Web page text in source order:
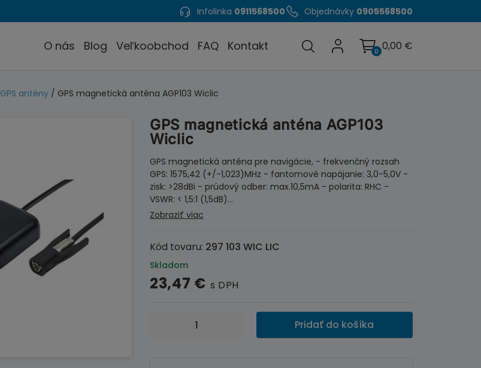
Infolinka 0911568500 Objednávky 0905568500
O nás Blog Veľkoobchod FAQ Kontakt 0 0,00 €
GPS antény / GPS magnetická anténa AGP103 Wiclic
GPS magnetická anténa AGP103
Wiclic
GPS magnetická anténa pre navigácie, - frekvenčný rozsah
GPS: 1575,42 (+/-1,023)MHz - fantomové napájanie: 3,0-5,0V -
zisk: >28dBi - prúdový odber: max.10,5mA - polarita: RHC -
VSWR: < 1,5:1 (1,5dB)…
Zobraziť viac
Kód tovaru: 297 103 WIC LIC
Skladom
23,47 € s DPH
množstvo
Pridať do košíka